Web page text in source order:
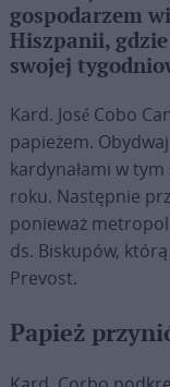
gospodarzem
Hiszpanii,
swojej
Kard. José Cobo
papieżem.
kardynałami w
roku. Następnie
ponieważ
ds. Biskupów,
Prevost.
Papież